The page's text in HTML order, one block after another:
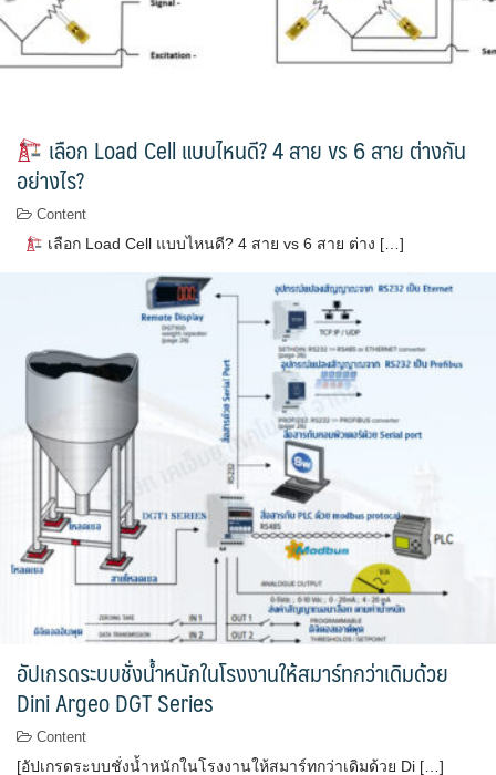
เลือก Load Cell แบบไหนดี? 4 สาย vs 6 สาย ต่างกัน
อย่างไร?
Content
เลือก Load Cell แบบไหนดี? 4 สาย vs 6 สาย ต่าง […]
อัปเกรดระบบชั่งน้ำหนักในโรงงานให้สมาร์ทกว่าเดิมด้วย
Dini Argeo DGT Series
Content
[อัปเกรดระบบชั่งน้ำหนักในโรงงานให้สมาร์ทกว่าเดิมด้วย Di […]